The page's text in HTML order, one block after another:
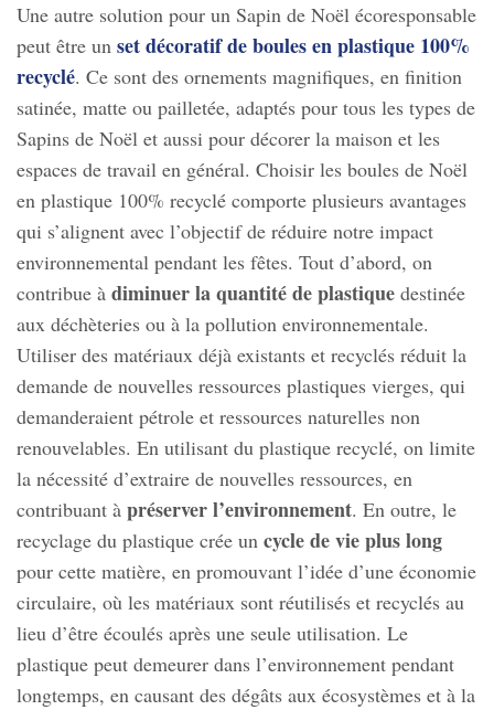
Une autre solution pour un Sapin de Noël écoresponsable
peut être un set décoratif de boules en plastique 100%
recyclé. Ce sont des ornements magnifiques, en finition
satinée, matte ou pailletée, adaptés pour tous les types de
Sapins de Noël et aussi pour décorer la maison et les
espaces de travail en général. Choisir les boules de Noël
en plastique 100% recyclé comporte plusieurs avantages
qui s’alignent avec l’objectif de réduire notre impact
environnemental pendant les fêtes. Tout d’abord, on
contribue à diminuer la quantité de plastique destinée
aux déchèteries ou à la pollution environnementale.
Utiliser des matériaux déjà existants et recyclés réduit la
demande de nouvelles ressources plastiques vierges, qui
demanderaient pétrole et ressources naturelles non
renouvelables. En utilisant du plastique recyclé, on limite
la nécessité d’extraire de nouvelles ressources, en
contribuant à préserver l’environnement. En outre, le
recyclage du plastique crée un cycle de vie plus long
pour cette matière, en promouvant l’idée d’une économie
circulaire, où les matériaux sont réutilisés et recyclés au
lieu d’être écoulés après une seule utilisation. Le
plastique peut demeurer dans l’environnement pendant
longtemps, en causant des dégâts aux écosystèmes et à la